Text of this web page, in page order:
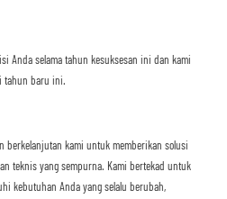
Anda selama tahun kesuksesan ini dan kami
tahun baru ini.
berkelanjutan kami untuk memberikan solusi
teknis yang sempurna. Kami bertekad untuk
kebutuhan Anda yang selalu berubah,